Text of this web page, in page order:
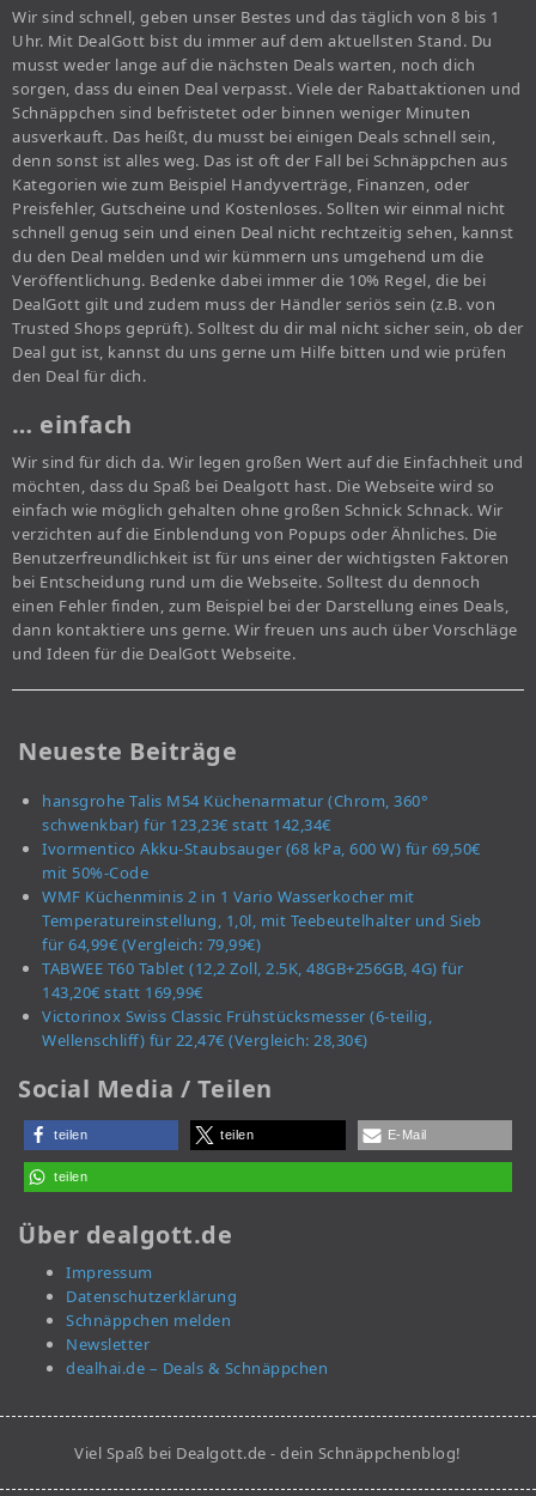
Wir sind schnell, geben unser Bestes und das täglich von 8 bis 1
Uhr. Mit DealGott bist du immer auf dem aktuellsten Stand. Du
musst weder lange auf die nächsten Deals warten, noch dich
sorgen, dass du einen Deal verpasst. Viele der Rabattaktionen und
Schnäppchen sind befristetet oder binnen weniger Minuten
ausverkauft. Das heißt, du musst bei einigen Deals schnell sein,
denn sonst ist alles weg. Das ist oft der Fall bei Schnäppchen aus
Kategorien wie zum Beispiel Handyverträge, Finanzen, oder
Preisfehler, Gutscheine und Kostenloses. Sollten wir einmal nicht
schnell genug sein und einen Deal nicht rechtzeitig sehen, kannst
du den Deal melden und wir kümmern uns umgehend um die
Veröffentlichung. Bedenke dabei immer die 10% Regel, die bei
DealGott gilt und zudem muss der Händler seriös sein (z.B. von
Trusted Shops geprüft). Solltest du dir mal nicht sicher sein, ob der
Deal gut ist, kannst du uns gerne um Hilfe bitten und wie prüfen
den Deal für dich.
… einfach
Wir sind für dich da. Wir legen großen Wert auf die Einfachheit und
möchten, dass du Spaß bei Dealgott hast. Die Webseite wird so
einfach wie möglich gehalten ohne großen Schnick Schnack. Wir
verzichten auf die Einblendung von Popups oder Ähnliches. Die
Benutzerfreundlichkeit ist für uns einer der wichtigsten Faktoren
bei Entscheidung rund um die Webseite. Solltest du dennoch
einen Fehler finden, zum Beispiel bei der Darstellung eines Deals,
dann kontaktiere uns gerne. Wir freuen uns auch über Vorschläge
und Ideen für die DealGott Webseite.
Neueste Beiträge
hansgrohe Talis M54 Küchenarmatur (Chrom, 360°
schwenkbar) für 123,23€ statt 142,34€
Ivormentico Akku-Staubsauger (68 kPa, 600 W) für 69,50€
mit 50%-Code
WMF Küchenminis 2 in 1 Vario Wasserkocher mit
Temperatureinstellung, 1,0l, mit Teebeutelhalter und Sieb
für 64,99€ (Vergleich: 79,99€)
TABWEE T60 Tablet (12,2 Zoll, 2.5K, 48GB+256GB, 4G) für
143,20€ statt 169,99€
Victorinox Swiss Classic Frühstücksmesser (6-teilig,
Wellenschliff) für 22,47€ (Vergleich: 28,30€)
Social Media / Teilen
teilen teilen E-Mail
teilen
Über dealgott.de
Impressum
Datenschutzerklärung
Schnäppchen melden
Newsletter
dealhai.de – Deals & Schnäppchen
Viel Spaß bei Dealgott.de - dein Schnäppchenblog!